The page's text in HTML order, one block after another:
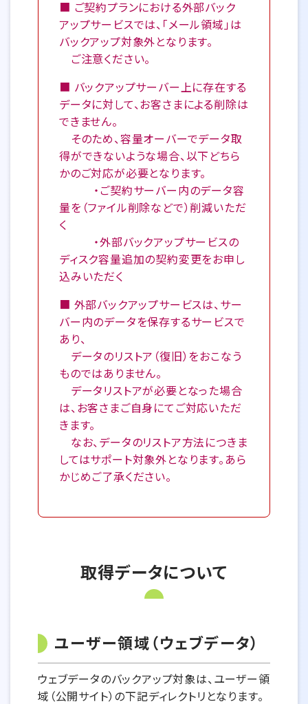
■ ご契約プランにおける外部バック
アップサービスでは、「メール領域」は
バックアップ対象外となります。
ご注意ください。
■ バックアップサーバー上に存在する
データに対して、お客さまによる削除は
できません。
そのため、容量オーバーでデータ取
得ができないような場合、以下どちら
かのご対応が必要となります。
・ご契約サーバー内のデータ容
量を（ファイル削除などで）削減いただ
く
・外部バックアップサービスの
ディスク容量追加の契約変更をお申し
込みいただく
■ 外部バックアップサービスは、サー
バー内のデータを保存するサービスで
あり、
データのリストア（復旧）をおこなう
ものではありません。
データリストアが必要となった場合
は、お客さまご自身にてご対応いただ
きます。
なお、データのリストア方法につきま
してはサポート対象外となります。あら
かじめご了承ください。
取得データについて
ユーザー領域（ウェブデータ）
ウェブデータのバックアップ対象は、ユーザー領
域（公開サイト）の下記ディレクトリとなります。